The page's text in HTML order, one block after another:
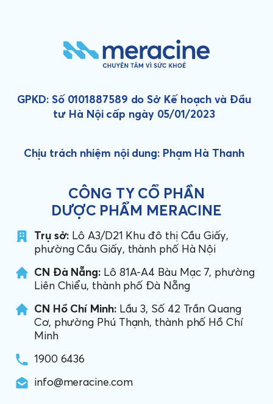
GPKD: Số 0101887589 do Sở Kế hoạch và Đầu
tư Hà Nội cấp ngày 05/01/2023
Chịu trách nhiệm nội dung: Phạm Hà Thanh
CÔNG TY CỔ PHẦN
DƯỢC PHẨM MERACINE
Trụ sở: Lô A3/D21 Khu đô thị Cầu Giấy,
phường Cầu Giấy, thành phố Hà Nội
CN Đà Nẵng: Lô 81A-A4 Bàu Mạc 7, phường
Liên Chiểu, thành phố Đà Nẵng
CN Hồ Chí Minh:Lầu 3, Số 42 Trần Quang
Cơ, phường Phú Thạnh, thành phố Hồ Chí
Minh
1900 6436
info@meracine.com